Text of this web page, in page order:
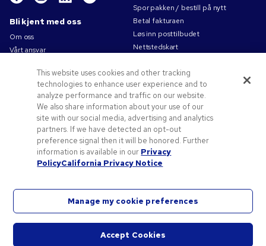
Bli kjent med oss
Om oss
Vårt ansvar
Bruksvilkår
Salgsbetingelser
Jobb for Pens.com
Tilbud og ressurser
Profileringsartikler
Kampanjekoder og -kuponger
Tips til logo
Spor pakken / bestill på nytt
Betal fakturaen
Løs inn posttilbudet
Nettstedskart
National Pen Company. Med enerett. Pens.com og logoen deres er varemerker for
This website uses cookies and other tracking
technologies to enhance user experience and to
analyze performance and traffic on our website.
We also share information about your use of our
site with our social media, advertising and analytics
partners. If we have detected an opt-out
preference signal then it will be honored. Further
information is available in our Privacy
PolicyCalifornia Privacy Notice
Manage my cookie preferences
Accept Cookies